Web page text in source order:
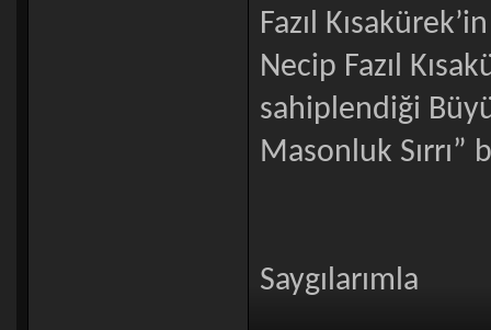
Fazıl
Necip Fazıl
sahiplendiği
Masonluk Sırrı”
Saygılarımla